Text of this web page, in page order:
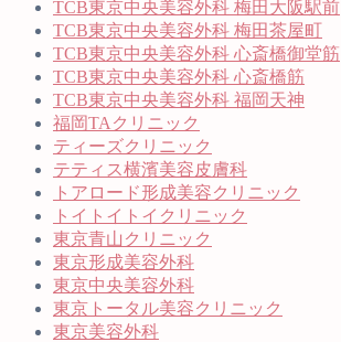
TCB東京中央美容外科 梅田大阪駅前
TCB東京中央美容外科 梅田茶屋町
TCB東京中央美容外科 心斎橋御堂筋
TCB東京中央美容外科 心斎橋筋
TCB東京中央美容外科 福岡天神
福岡TAクリニック
ティーズクリニック
テティス横濱美容皮膚科
トアロード形成美容クリニック
トイトイトイクリニック
東京青山クリニック
東京形成美容外科
東京中央美容外科
東京トータル美容クリニック
東京美容外科